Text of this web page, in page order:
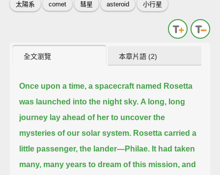
太陽系 comet 彗星 asteroid 小行星
全文瀏覽 本章片語 (2)
Once upon a time, a spacecraft named Rosetta
was launched into the night sky. A long, long
journey lay ahead of her to uncover the
mysteries of our solar system. Rosetta carried a
little passenger, the lander—Philae. It had taken
many, many years to dream of this mission, and